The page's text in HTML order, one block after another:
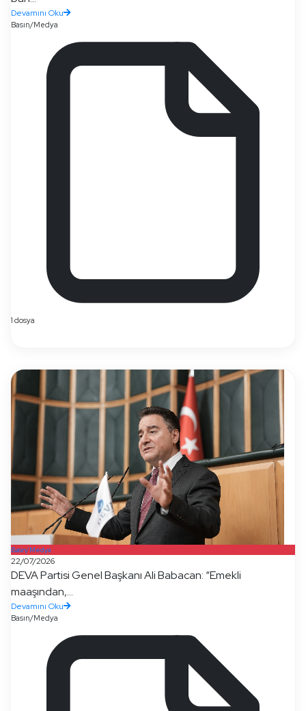
Devamını Oku
Basın/Medya
1 dosya
Basın/Medya
22/07/2026
DEVA Partisi Genel Başkanı Ali Babacan: “Emekli
maaşından,...
Devamını Oku
Basın/Medya